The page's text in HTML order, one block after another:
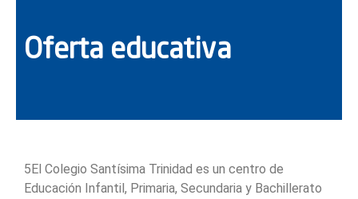
Oferta educativa
5El Colegio Santísima Trinidad es un centro de
Educación Infantil, Primaria, Secundaria y Bachillerato